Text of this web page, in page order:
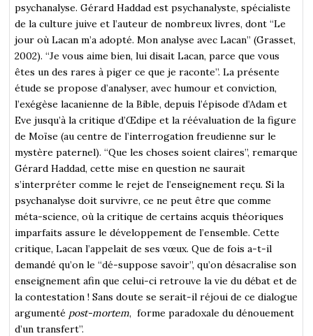
psychanalyse. Gérard Haddad est psychanalyste, spécialiste
de la culture juive et l’auteur de nombreux livres, dont “Le
jour où Lacan m’a adopté. Mon analyse avec Lacan” (Grasset,
2002). “Je vous aime bien, lui disait Lacan, parce que vous
êtes un des rares à piger ce que je raconte”. La présente
étude se propose d’analyser, avec humour et conviction,
l’exégèse lacanienne de la Bible, depuis l’épisode d’Adam et
Eve jusqu’à la critique d’Œdipe et la réévaluation de la figure
de Moïse (au centre de l’interrogation freudienne sur le
mystère paternel). “Que les choses soient claires”, remarque
Gérard Haddad, cette mise en question ne saurait
s’interpréter comme le rejet de l’enseignement reçu. Si la
psychanalyse doit survivre, ce ne peut être que comme
méta-science, où la critique de certains acquis théoriques
imparfaits assure le développement de l’ensemble. Cette
critique, Lacan l’appelait de ses vœux. Que de fois a-t-il
demandé qu’on le “dé-suppose savoir”, qu’on désacralise son
enseignement afin que celui-ci retrouve la vie du débat et de
la contestation ! Sans doute se serait-il réjoui de ce dialogue
argumenté post-mortem, forme paradoxale du dénouement
d’un transfert”.